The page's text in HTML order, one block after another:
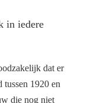
in iedere
dat er
1920 en
die nog niet